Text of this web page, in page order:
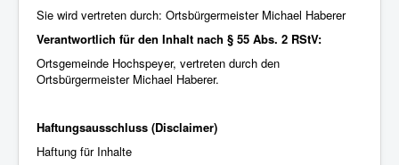
Sie wird vertreten durch: Ortsbürgermeister Michael Haberer
Verantwortlich für den Inhalt nach § 55 Abs. 2 RStV:
Ortsgemeinde Hochspeyer, vertreten durch den
Ortsbürgermeister Michael Haberer.
Haftungsausschluss (Disclaimer)
Haftung für Inhalte